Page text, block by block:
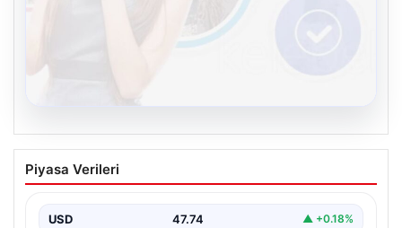
Kelebek.Org İle Çevrim içi İletişimin
Güvenli Adresi Ve Muhabbet Deneyimi
sağlaması büyük bir değer ifade etmektedir. Halen…
Piyasa Verileri
USD 47.74 ▲ +0.18%